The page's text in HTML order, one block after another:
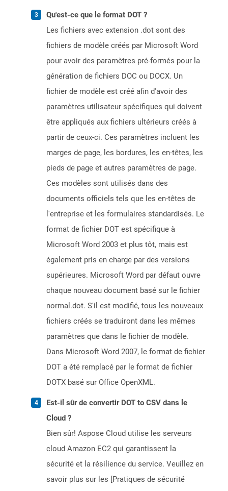
Qu'est-ce que le format DOT ?
Les fichiers avec extension .dot sont des
fichiers de modèle créés par Microsoft Word
pour avoir des paramètres pré-formés pour la
génération de fichiers DOC ou DOCX. Un
fichier de modèle est créé afin d'avoir des
paramètres utilisateur spécifiques qui doivent
être appliqués aux fichiers ultérieurs créés à
partir de ceux-ci. Ces paramètres incluent les
marges de page, les bordures, les en-têtes, les
pieds de page et autres paramètres de page.
Ces modèles sont utilisés dans des
documents officiels tels que les en-têtes de
l'entreprise et les formulaires standardisés. Le
format de fichier DOT est spécifique à
Microsoft Word 2003 et plus tôt, mais est
également pris en charge par des versions
supérieures. Microsoft Word par défaut ouvre
chaque nouveau document basé sur le fichier
normal.dot. S'il est modifié, tous les nouveaux
fichiers créés se traduiront dans les mêmes
paramètres que dans le fichier de modèle.
Dans Microsoft Word 2007, le format de fichier
DOT a été remplacé par le format de fichier
DOTX basé sur Office OpenXML.
Est-il sûr de convertir DOT to CSV dans le
Cloud ?
Bien sûr! Aspose Cloud utilise les serveurs
cloud Amazon EC2 qui garantissent la
sécurité et la résilience du service. Veuillez en
savoir plus sur les [Pratiques de sécurité